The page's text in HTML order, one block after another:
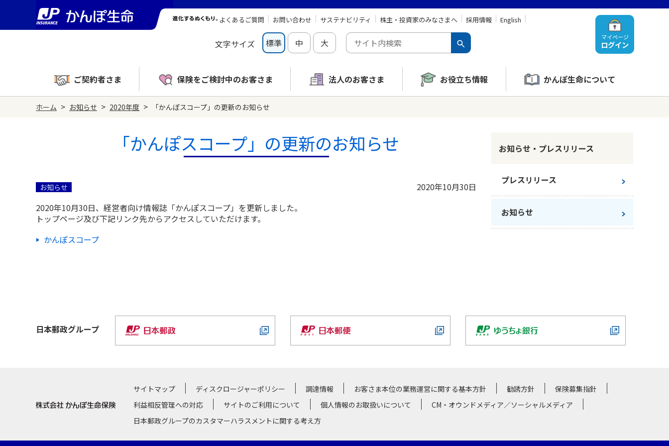
マイページ
ログイン
よくあるご質問 お問い合わせ サステナビリティ 株主・投資家のみなさまへ 採用情報 English
文字サイズ 標準 中 大
ご契約者さま 保険をご検討中のお客さま 法人のお客さま お役立ち情報 かんぽ生命について
ホーム > お知らせ > 2020年度 > 「かんぽスコープ」の更新のお知らせ
「かんぽスコープ」の更新のお知らせ
お知らせ
2020年10月30日
2020年10月30日、経営者向け情報誌「かんぽスコープ」を更新しました。
トップページ及び下記リンク先からアクセスしていただけます。
かんぽスコープ
お知らせ・プレスリリース
プレスリリース
お知らせ
日本郵政グループ
サイトマップ ディスクロージャーポリシー 調達情報 お客さま本位の業務運営に関する基本方針 勧誘方針
保険募集指針
利益相反管理への対応
サイトのご利用について 個人情報のお取扱いについて
CM・オウンドメディア／ソーシャルメディア
日本郵政グループのカスタマーハラスメントに関する考え方